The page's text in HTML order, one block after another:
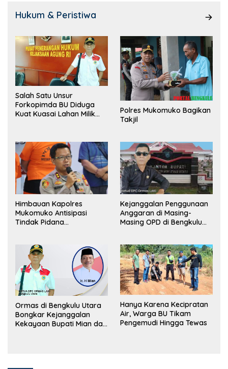
Hukum & Peristiwa
Salah Satu Unsur
Forkopimda BU Diduga
Kuat Kuasai Lahan Milik
Polres Mukomuko Bagikan
Takjil
Himbauan Kapolres
Mukomuko Antisipasi
Tindak Pidana
Kejanggalan Penggunaan
Anggaran di Masing-
Masing OPD di Bengkulu
Ormas di Bengkulu Utara
Bongkar Kejanggalan
Kekayaan Bupati Mian dan
Hanya Karena Kecipratan
Air, Warga BU Tikam
Pengemudi Hingga Tewas